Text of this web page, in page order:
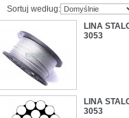
Sortuj według:
LINA
3053
LINA
3053